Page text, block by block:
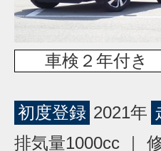
車検２年付き
初度登録 2021年
排気量1000cc ｜